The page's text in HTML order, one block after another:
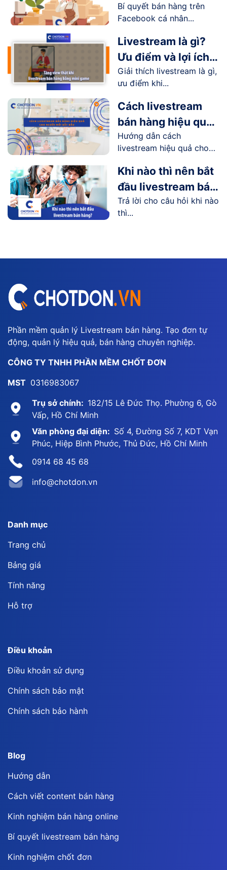
nhân hiệu quả
Bí quyết bán hàng trên
Facebook cá nhân...
Livestream là gì?
Ưu điểm và lợi ích
livestream mang lại
như thế nào?
Giải thích livestream là gì,
ưu điểm khi...
Cách livestream
bán hàng hiệu quả
cho người mới bắt
đầu
Hướng dẫn cách
livestream hiệu quả cho
Khi nào thì nên bắt
đầu livestream bán
hàng?
Trả lời cho câu hỏi khi nào
thì...
Phần mềm quản lý Livestream bán hàng. Tạo đơn tự
động, quản lý hiệu quả, bán hàng chuyên nghiệp.
CÔNG TY TNHH PHẦN MỀM CHỐT ĐƠN
MST 0316983067
Trụ sở chính: 182/15 Lê Đức Thọ. Phường 6, Gò
Vấp, Hồ Chí Minh
Văn phòng đại diện: Số 4, Đường Số 7, KDT Vạn
Phúc, Hiệp Bình Phước, Thủ Đức, Hồ Chí Minh
0914 68 45 68
info@chotdon.vn
Danh mục
Trang chủ
Bảng giá
Tính năng
Hỗ trợ
Điều khoản
Điều khoản sử dụng
Chính sách bảo mật
Chính sách bảo hành
Blog
Hướng dẫn
Cách viết content bán hàng
Kinh nghiệm bán hàng online
Bí quyết livestream bán hàng
Kinh nghiệm chốt đơn